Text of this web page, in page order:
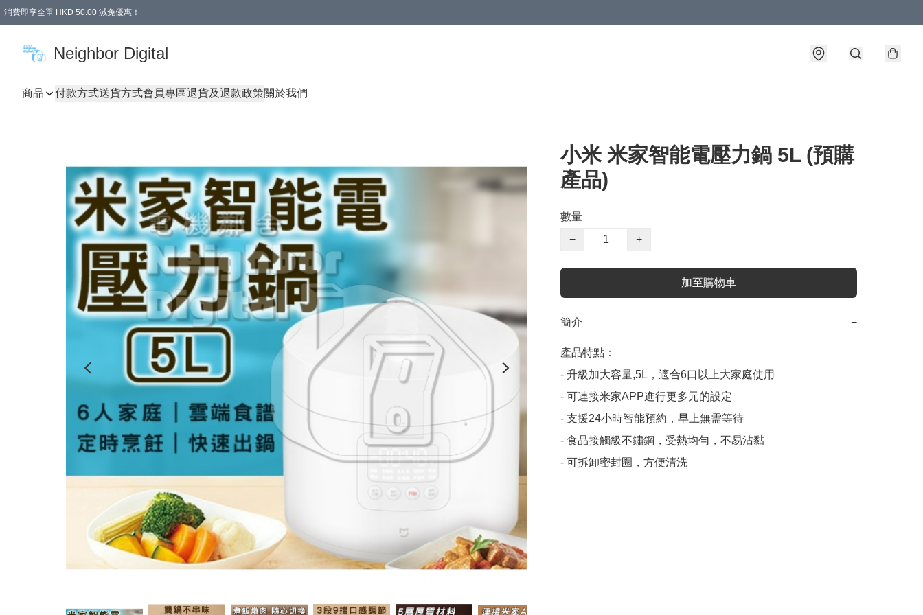
消費即享全單 HKD 50.00 減免優惠！
Neighbor Digital
商品 付款方式送貨方式會員專區退貨及退款政策關於我們
小米 米家智能電壓力鍋 5L (預購
產品)
數量
−
+
加至購物車
簡介 −
產品特點：
- 升級加大容量,5L，適合6口以上大家庭使用
- 可連接米家APP進行更多元的設定
- 支援24小時智能預約，早上無需等待
- 食品接觸級不鏽鋼，受熱均勻，不易沾黏
- 可拆卸密封圈，方便清洗